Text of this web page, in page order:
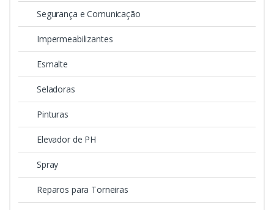
Segurança e Comunicação
Impermeabilizantes
Esmalte
Seladoras
Pinturas
Elevador de PH
Spray
Reparos para Torneiras